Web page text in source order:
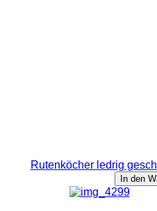
Rutenköcher ledrig
In den